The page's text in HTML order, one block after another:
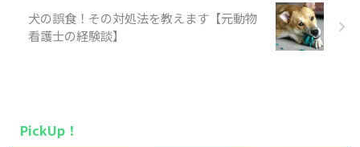
犬の誤食！その対処法を教えます【元動物
看護士の経験談】
PickUp！